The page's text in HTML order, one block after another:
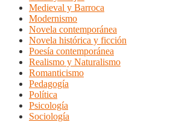
Medieval y Barroca
Modernismo
Novela contemporánea
Novela histórica y ficción
Poesía contemporánea
Realismo y Naturalismo
Romanticismo
Pedagogía
Política
Psicología
Sociología